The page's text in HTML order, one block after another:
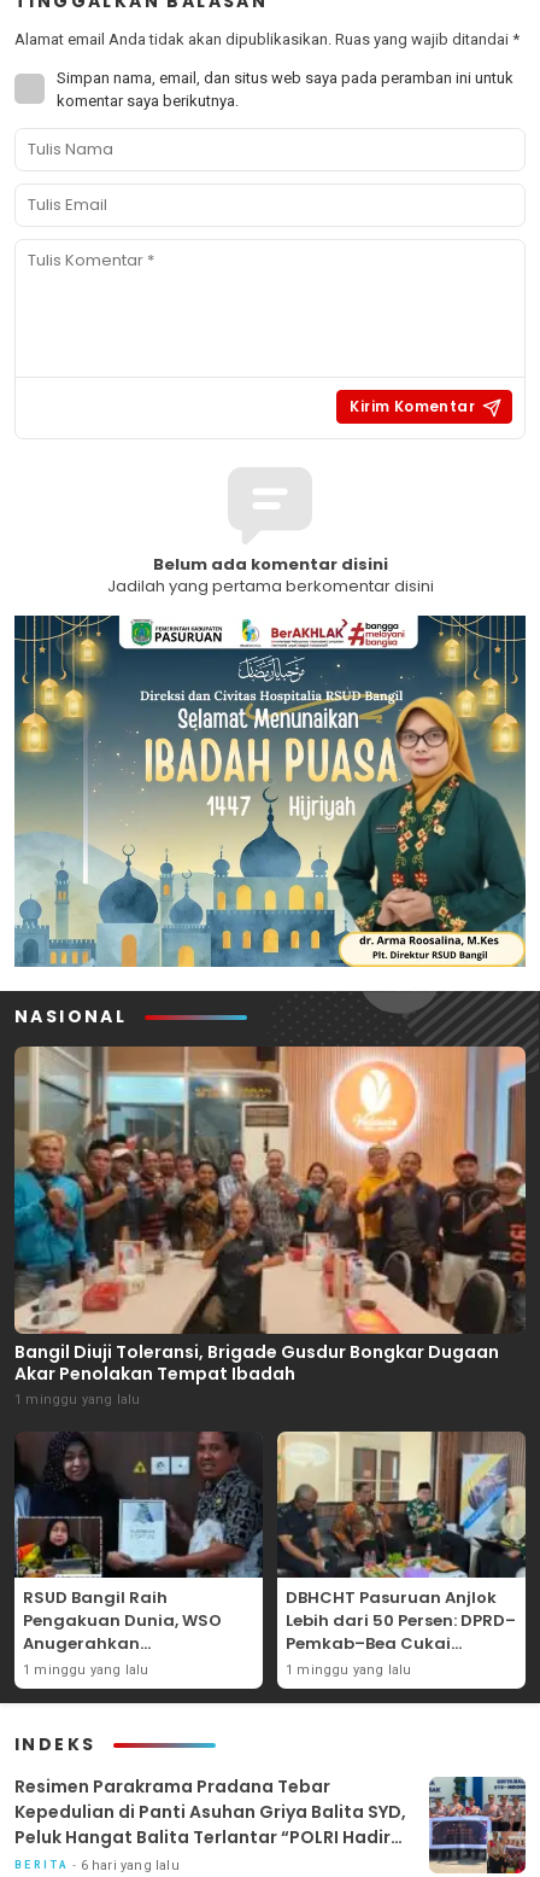
Alamat email Anda tidak akan dipublikasikan. Ruas yang wajib ditandai *
Simpan nama, email, dan situs web saya pada peramban ini untuk
komentar saya berikutnya.
Belum ada komentar disini
Jadilah yang pertama berkomentar disini
NASIONAL
Bangil Diuji Toleransi, Brigade Gusdur Bongkar Dugaan
Akar Penolakan Tempat Ibadah
1 minggu yang lalu
RSUD Bangil Raih
Pengakuan Dunia, WSO
Anugerahkan
Penghargaan
Internasional untuk
1 minggu yang lalu
DBHCHT Pasuruan Anjlok
Lebih dari 50 Persen: DPRD–
Pemkab–Bea Cukai
Perkuat Perang Melawan
Peredaran Rokok Ilegal
1 minggu yang lalu
INDEKS
Resimen Parakrama Pradana Tebar
Kepedulian di Panti Asuhan Griya Balita SYD,
Peluk Hangat Balita Terlantar “POLRI Hadir
Dengan Hati”
BERITA 6 hari yang lalu